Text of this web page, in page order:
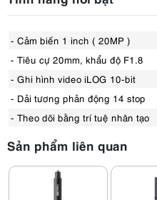
- Cảm biến 1 inch ( 20MP )
- Tiêu cự 20mm, khẩu độ F1.8
- Ghi hình video iLOG 10-bit
- Dải tương phản động 14 stop
- Theo dõi bằng trí tuệ nhân tạo
Sản phẩm liên quan